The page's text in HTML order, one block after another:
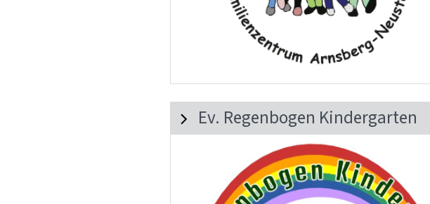
Ev. Regenbogen Kindergarten